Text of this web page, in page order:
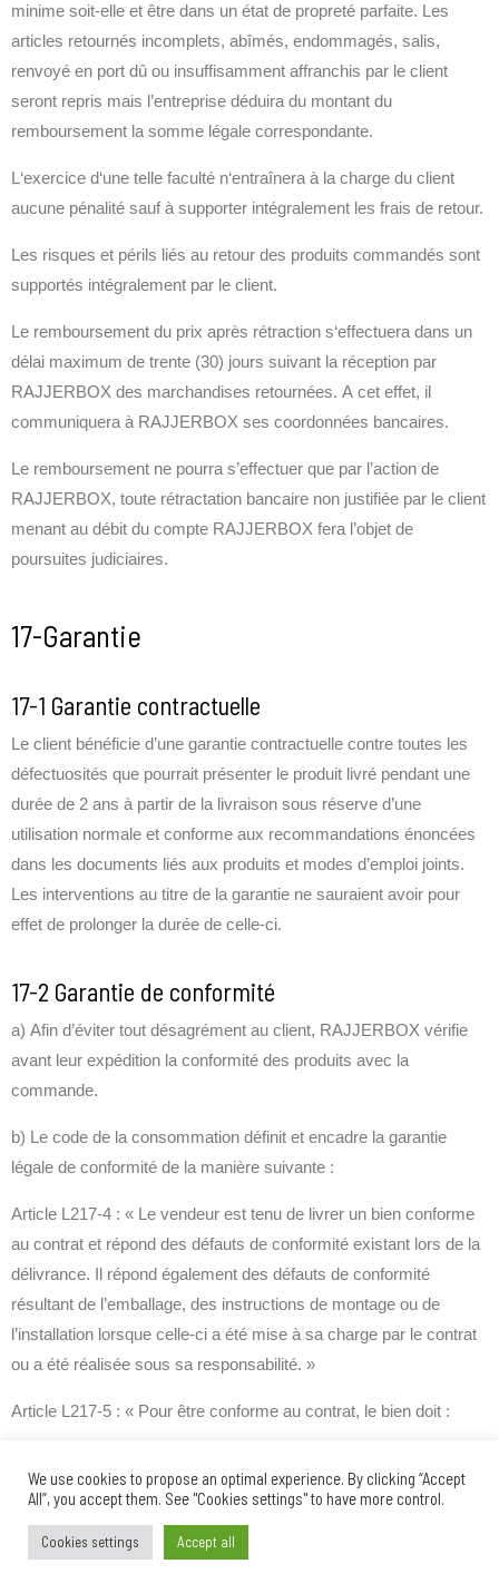
minime soit-elle et être dans un état de propreté parfaite. Les
articles retournés incomplets, abîmés, endommagés, salis,
renvoyé en port dû ou insuffisamment affranchis par le client
seront repris mais l’entreprise déduira du montant du
remboursement la somme légale correspondante.
L‘exercice d‘une telle faculté n‘entraînera à la charge du client
aucune pénalité sauf à supporter intégralement les frais de retour.
Les risques et périls liés au retour des produits commandés sont
supportés intégralement par le client.
Le remboursement du prix après rétraction s‘effectuera dans un
délai maximum de trente (30) jours suivant la réception par
RAJJERBOX des marchandises retournées. A cet effet, il
communiquera à RAJJERBOX ses coordonnées bancaires.
Le remboursement ne pourra s’effectuer que par l’action de
RAJJERBOX, toute rétractation bancaire non justifiée par le client
menant au débit du compte RAJJERBOX fera l’objet de
poursuites judiciaires.
17-Garantie
17-1 Garantie contractuelle
Le client bénéficie d’une garantie contractuelle contre toutes les
défectuosités que pourrait présenter le produit livré pendant une
durée de 2 ans à partir de la livraison sous réserve d’une
utilisation normale et conforme aux recommandations énoncées
dans les documents liés aux produits et modes d’emploi joints.
Les interventions au titre de la garantie ne sauraient avoir pour
effet de prolonger la durée de celle-ci.
17-2 Garantie de conformité
a) Afin d’éviter tout désagrément au client, RAJJERBOX vérifie
avant leur expédition la conformité des produits avec la
commande.
b) Le code de la consommation définit et encadre la garantie
légale de conformité de la manière suivante :
Article L217-4 : « Le vendeur est tenu de livrer un bien conforme
au contrat et répond des défauts de conformité existant lors de la
délivrance. Il répond également des défauts de conformité
résultant de l’emballage, des instructions de montage ou de
l’installation lorsque celle-ci a été mise à sa charge par le contrat
ou a été réalisée sous sa responsabilité. »
Article L217-5 : « Pour être conforme au contrat, le bien doit :
semblable et, le cas échéant :
posséder les qualités que celui-ci a présentées à l’acheteur sous
We use cookies to propose an optimal experience. By clicking “Accept
All”, you accept them. See "Cookies settings" to have more control.
Cookies settings Accept all